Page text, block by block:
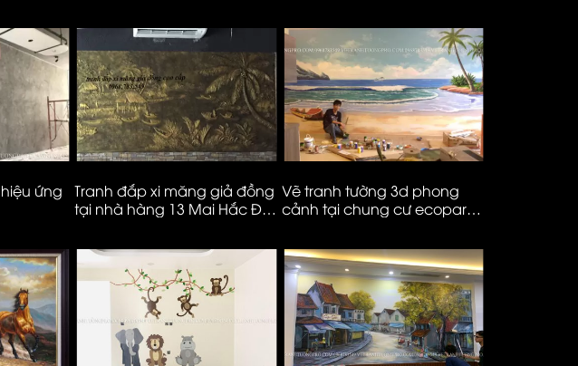
ứng
Tranh đắp xi măng giả đồng
tại nhà hàng 13 Mai Hắc Đế
Vẽ tranh tường 3d phong
cảnh tại chung cư ecopark